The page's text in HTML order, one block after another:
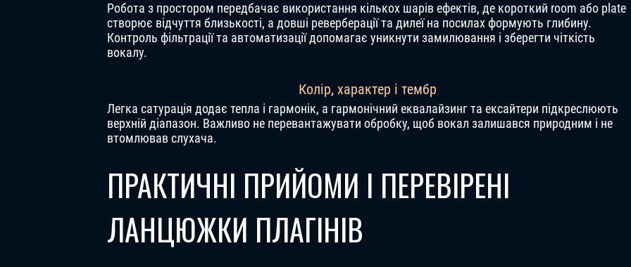
Робота з простором передбачає використання кількох шарів ефектів, де короткий room або plate
створює відчуття близькості, а довші реверберації та дилеї на посилах формують глибину.
Контроль фільтрації та автоматизації допомагає уникнути замилювання і зберегти чіткість
вокалу.
Колір, характер і тембр
Легка сатурація додає тепла і гармонік, а гармонічний еквалайзинг та ексайтери підкреслюють
верхній діапазон. Важливо не перевантажувати обробку, щоб вокал залишався природним і не
втомлював слухача.
ПРАКТИЧНІ ПРИЙОМИ І ПЕРЕВІРЕНІ
ЛАНЦЮЖКИ ПЛАГІНІВ